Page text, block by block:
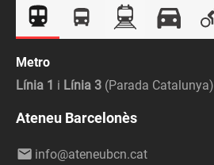
Metro
Línia 1 i Línia 3 (Parada Catalunya)
Ateneu Barcelonès
info@ateneubcn.cat